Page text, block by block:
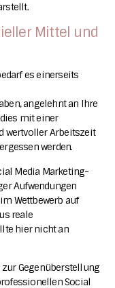
Mittel und
es einerseits
angelehnt an Ihre
mit einer
wertvoller Arbeitszeit
werden.
Media Marketing-
Aufwendungen
Wettbewerb auf
reale
hier nicht an
Gegenüberstellung
Social